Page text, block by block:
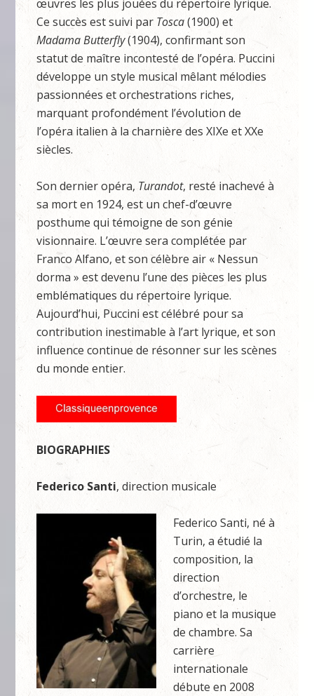
œuvres les plus jouées du répertoire lyrique.
Ce succès est suivi par Tosca(1900) et
Madama Butterfly(1904), confirmant son
statut de maître incontesté de l’opéra. Puccini
développe un style musical mêlant mélodies
passionnées et orchestrations riches,
marquant profondément l’évolution de
l’opéra italien à la charnière des XIXe et XXe
siècles.
Son dernier opéra, Turandot, resté inachevé à
sa mort en 1924, est un chef-d’œuvre
posthume qui témoigne de son génie
visionnaire. L’œuvre sera complétée par
Franco Alfano, et son célèbre air « Nessun
dorma » est devenu l’une des pièces les plus
emblématiques du répertoire lyrique.
Aujourd’hui, Puccini est célébré pour sa
contribution inestimable à l’art lyrique, et son
influence continue de résonner sur les scènes
du monde entier.
BIOGRAPHIES
Federico Santi, direction musicale
Federico Santi, né à
Turin, a étudié la
composition, la
direction
d’orchestre, le
piano et la musique
de chambre. Sa
carrière
internationale
débute en 2008